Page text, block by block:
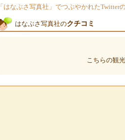
「はなぶさ写真社」でつぶやかれたTwitter
はなぶさ写真社のクチコミ
こちらの観